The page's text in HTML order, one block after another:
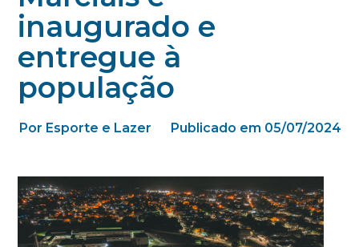
inaugurado e
entregue à
população
Por Esporte e Lazer Publicado em 05/07/2024